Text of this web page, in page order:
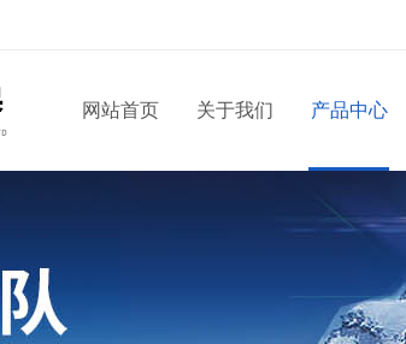
网站首页 关于我们 产品中心